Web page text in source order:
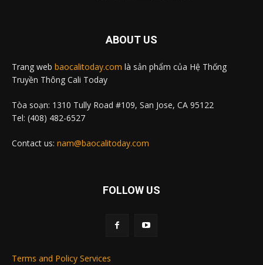
ABOUT US
Trang web baocalitoday.com là sản phẩm của Hệ Thống
Truyền Thông Cali Today
Tòa soạn: 1310 Tully Road #109, San Jose, CA 95122
Tel: (408) 482-6527
Contact us: nam@baocalitoday.com
FOLLOW US
Terms and Policy Services